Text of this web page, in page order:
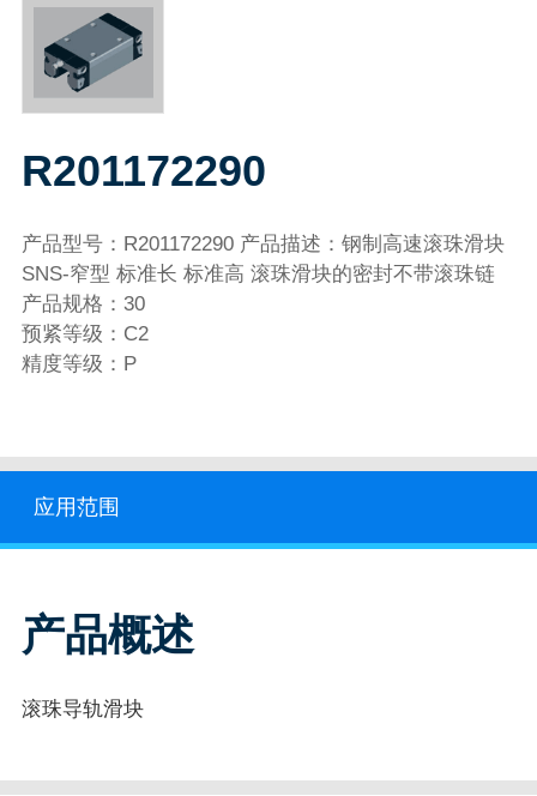
R201172290
产品型号：R201172290 产品描述：钢制高速滚珠滑块
SNS-窄型 标准长 标准高 滚珠滑块的密封不带滚珠链
产品规格：30
预紧等级：C2
精度等级：P
应用范围
产品概述
滚珠导轨滑块